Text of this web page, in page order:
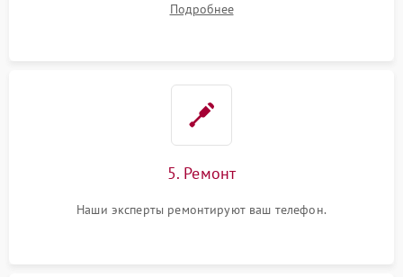
Подробнее
5. Ремонт
Наши эксперты ремонтируют ваш телефон.